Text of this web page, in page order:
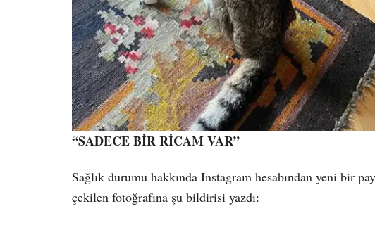
“SADECE BİR RİCAM VAR”
Sağlık durumu hakkında Instagram hesabından yeni bir
çekilen fotoğrafına şu bildirisi yazdı: